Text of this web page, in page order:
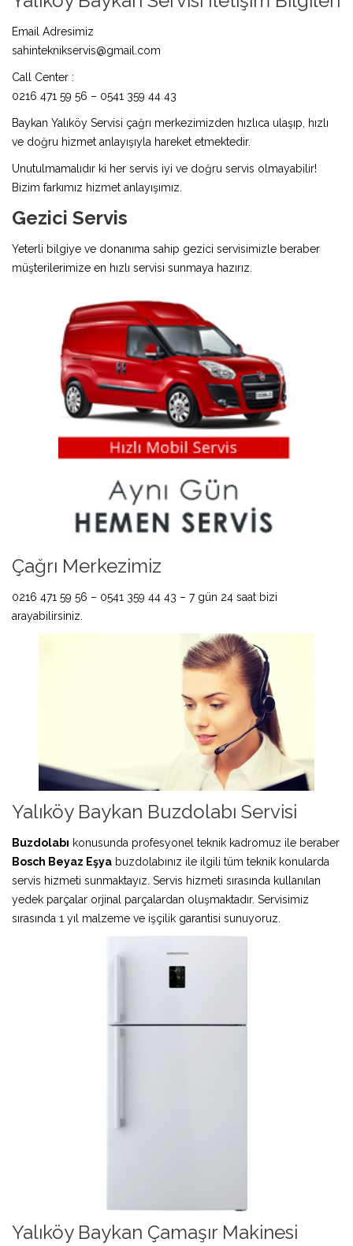
Email Adresimiz
sahinteknikservis@gmail.com
Call Center :
0216 471 59 56 – 0541 359 44 43
Baykan Yalıköy Servisi çağrı merkezimizden hızlıca ulaşıp, hızlı
ve doğru hizmet anlayışıyla hareket etmektedir.
Unutulmamalıdır ki her servis iyi ve doğru servis olmayabilir!
Bizim farkımız hizmet anlayışımız.
Gezici Servis
Yeterli bilgiye ve donanıma sahip gezici servisimizle beraber
müşterilerimize en hızlı servisi sunmaya hazırız.
Çağrı Merkezimiz
0216 471 59 56 – 0541 359 44 43 – 7 gün 24 saat bizi
arayabilirsiniz.
Yalıköy Baykan Buzdolabı Servisi
Buzdolabı konusunda profesyonel teknik kadromuz ile beraber
Bosch Beyaz Eşya buzdolabınız ile ilgili tüm teknik konularda
servis hizmeti sunmaktayız. Servis hizmeti sırasında kullanılan
yedek parçalar orjinal parçalardan oluşmaktadır. Servisimiz
sırasında 1 yıl malzeme ve işçilik garantisi sunuyoruz.
Yalıköy Baykan Çamaşır Makinesi